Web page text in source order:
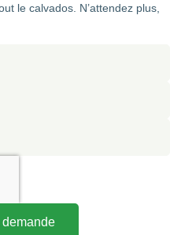
le calvados. N’attendez plus,
demande